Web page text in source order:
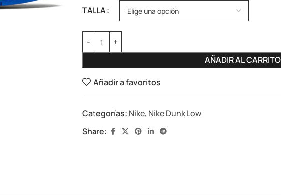
TALLA
AÑADIR AL CARRITO
Añadir a favoritos
Categorías: Nike, Nike Dunk Low
Share: